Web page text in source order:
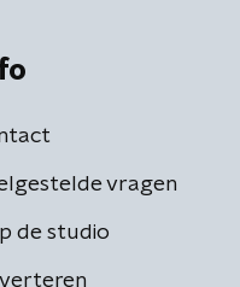
vragen
de studio